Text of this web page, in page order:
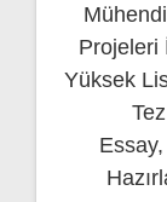
Projeleri
Yüksek